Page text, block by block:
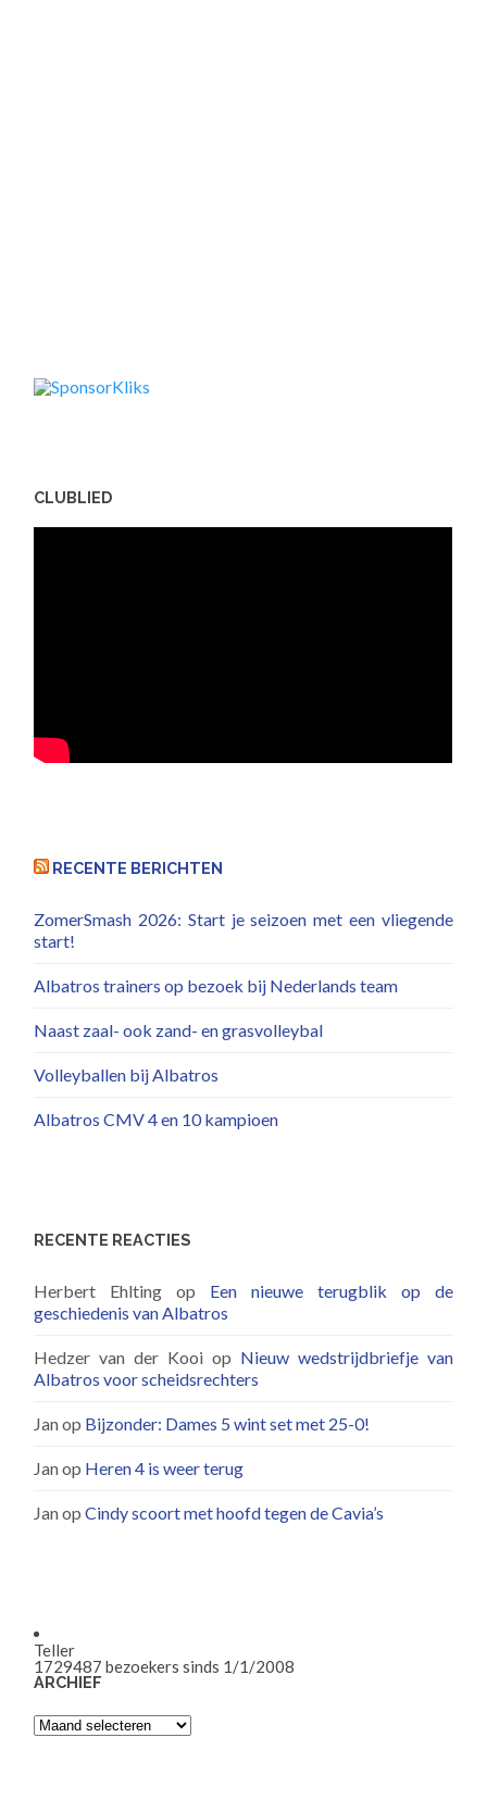
CLUBLIED
RECENTE BERICHTEN
ZomerSmash 2026: Start je seizoen met een vliegende
start!
Albatros trainers op bezoek bij Nederlands team
Naast zaal- ook zand- en grasvolleybal
Volleyballen bij Albatros
Albatros CMV 4 en 10 kampioen
RECENTE REACTIES
Herbert Ehlting op Een nieuwe terugblik op de
geschiedenis van Albatros
Hedzer van der Kooi op Nieuw wedstrijdbriefje van
Albatros voor scheidsrechters
Janop Bijzonder: Dames 5 wint set met 25-0!
Janop Heren 4 is weer terug
JanopCindy scoort met hoofd tegen de Cavia’s
Teller
1729487 bezoekers sinds 1/1/2008
ARCHIEF
Archief